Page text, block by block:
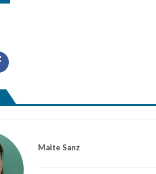
Maite Sanz